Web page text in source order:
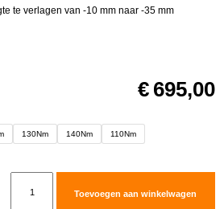
te verlagen van -10 mm naar -35 mm
€ 695,00
130Nm 140Nm 110Nm
Toevoegen aan winkelwagen